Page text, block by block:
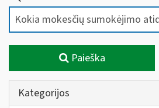
Paieška
Kategorijos